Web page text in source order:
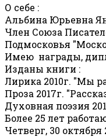
О себе :
Альбина Юрьевна
Член Союза
Подмосковья
Имею награды,
Изданы книги :
Лирика 2010г. "Мы
Проза 2017г.
Духовная поэзия
Более 25 лет
Четверг, 30 октября